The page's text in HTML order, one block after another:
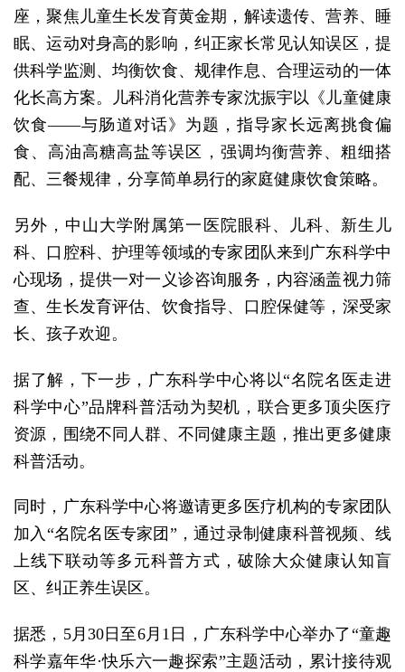
座，聚焦儿童生长发育黄金期，解读遗传、营养、睡
眠、运动对身高的影响，纠正家长常见认知误区，提
供科学监测、均衡饮食、规律作息、合理运动的一体
化长高方案。儿科消化营养专家沈振宇以《儿童健康
饮食——与肠道对话》为题，指导家长远离挑食偏
食、高油高糖高盐等误区，强调均衡营养、粗细搭
配、三餐规律，分享简单易行的家庭健康饮食策略。
另外，中山大学附属第一医院眼科、儿科、新生儿
科、口腔科、护理等领域的专家团队来到广东科学中
心现场，提供一对一义诊咨询服务，内容涵盖视力筛
查、生长发育评估、饮食指导、口腔保健等，深受家
长、孩子欢迎。
据了解，下一步，广东科学中心将以“名院名医走进
科学中心”品牌科普活动为契机，联合更多顶尖医疗
资源，围绕不同人群、不同健康主题，推出更多健康
科普活动。
同时，广东科学中心将邀请更多医疗机构的专家团队
加入“名院名医专家团”，通过录制健康科普视频、线
上线下联动等多元科普方式，破除大众健康认知盲
区、纠正养生误区。
据悉，5月30日至6月1日，广东科学中心举办了“童趣
科学嘉年华·快乐六一趣探索”主题活动，累计接待观